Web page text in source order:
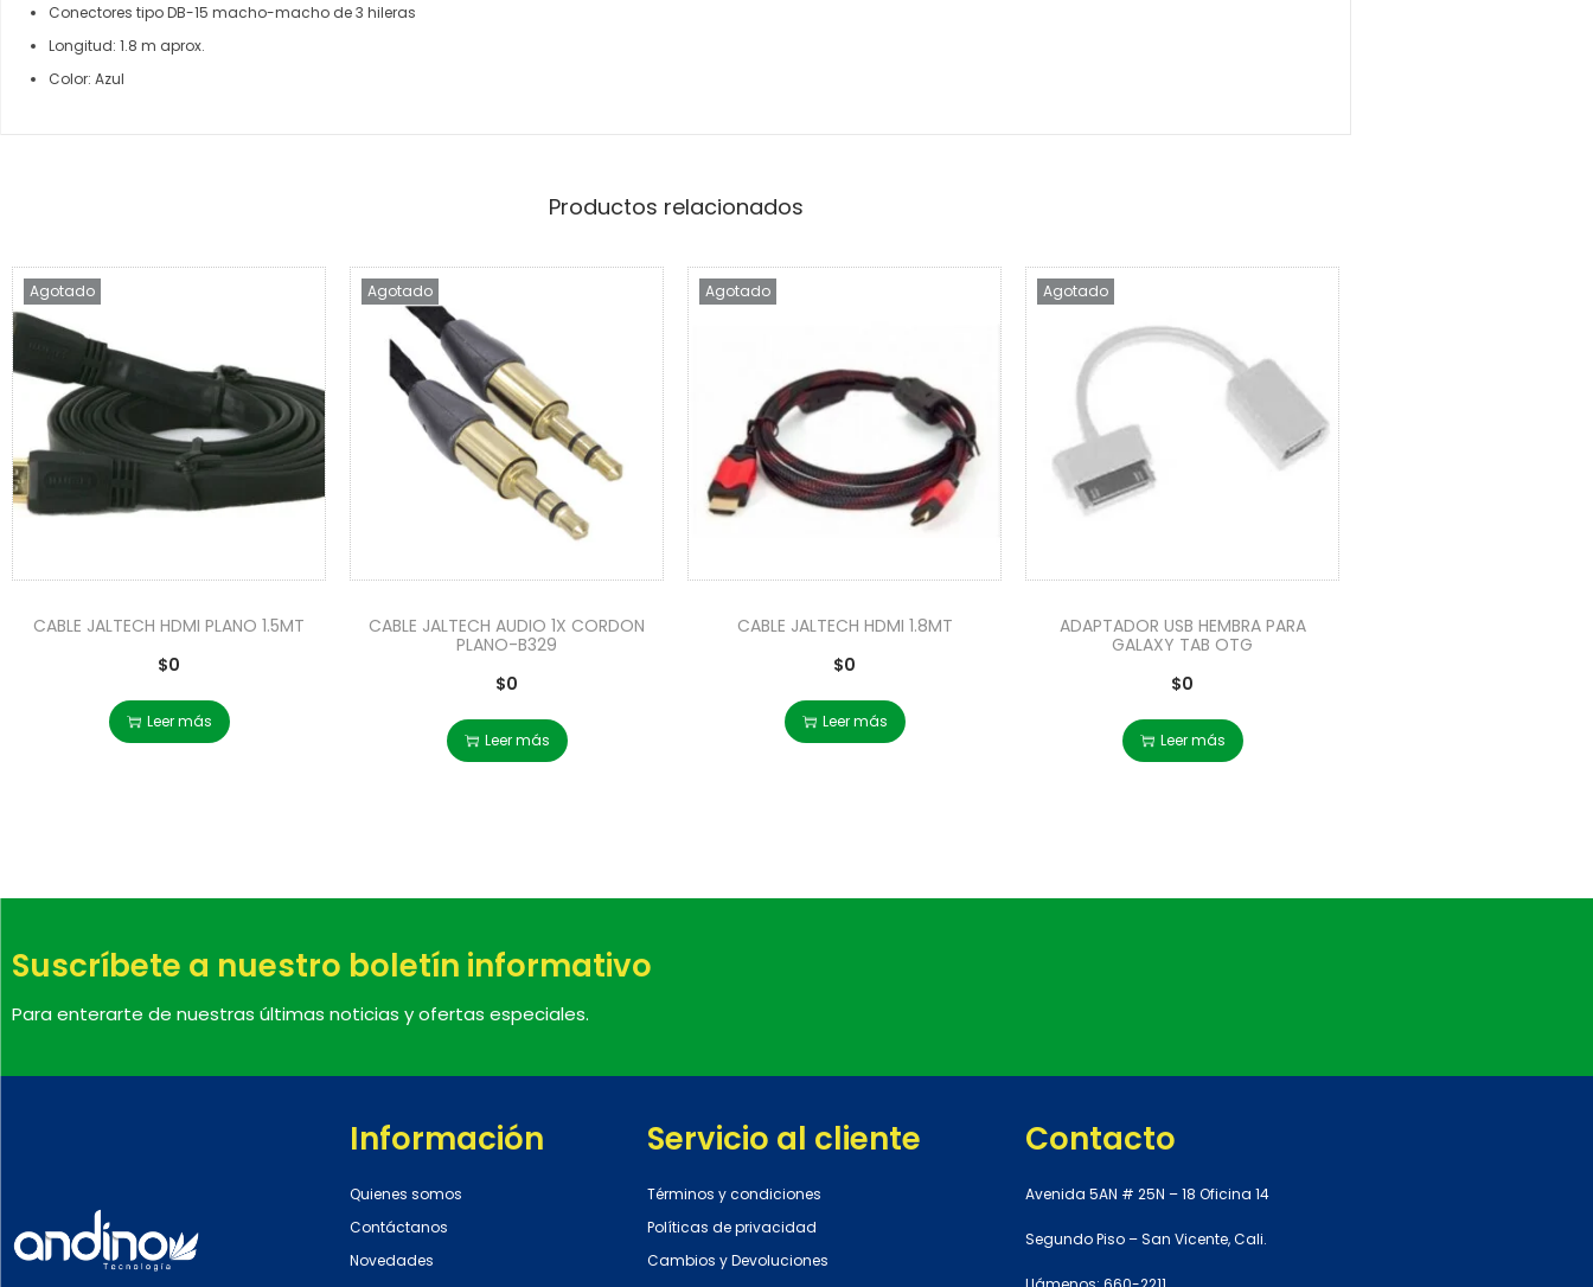
Conectores tipo DB-15 macho-macho de 3 hileras
Longitud: 1.8 m aprox.
Color: Azul
Productos relacionados
Agotado
CABLE JALTECH HDMI PLANO 1.5MT
$0
Leer más
Agotado
CABLE JALTECH AUDIO 1X CORDON
PLANO-B329
$0
Leer más
Agotado
CABLE JALTECH HDMI 1.8MT
$0
Leer más
Agotado
ADAPTADOR USB HEMBRA PARA
GALAXY TAB OTG
$0
Leer más
Suscríbete a nuestro boletín informativo
Para enterarte de nuestras últimas noticias y ofertas especiales.
Información
Quienes somos
Contáctanos
Novedades
Servicio al cliente
Términos y condiciones
Políticas de privacidad
Cambios y Devoluciones
Contacto
Avenida 5AN # 25N – 18 Oficina 14
Segundo Piso – San Vicente, Cali.